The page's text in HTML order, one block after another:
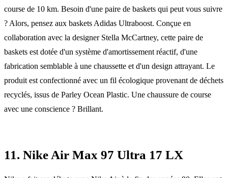
course de 10 km. Besoin d'une paire de baskets qui peut vous suivre
? Alors, pensez aux baskets Adidas Ultraboost. Conçue en
collaboration avec la designer Stella McCartney, cette paire de
baskets est dotée d'un système d'amortissement réactif, d'une
fabrication semblable à une chaussette et d'un design attrayant. Le
produit est confectionné avec un fil écologique provenant de déchets
recyclés, issus de Parley Ocean Plastic. Une chaussure de course
avec une conscience ? Brillant.
11. Nike Air Max 97 Ultra 17 LX